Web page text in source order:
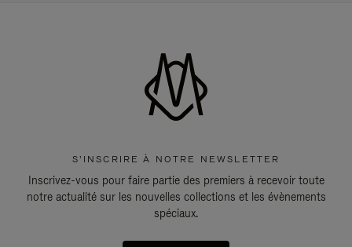
S'INSCRIRE À NOTRE NEWSLETTER
Inscrivez-vous pour faire partie des premiers à recevoir toute
notre actualité sur les nouvelles collections et les évènements
spéciaux.